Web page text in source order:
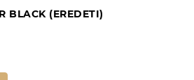
BLACK (EREDETI)